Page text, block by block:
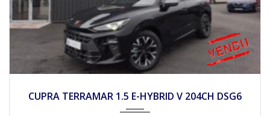
CUPRA TERRAMAR 1.5 E-HYBRID V 204CH DSG6